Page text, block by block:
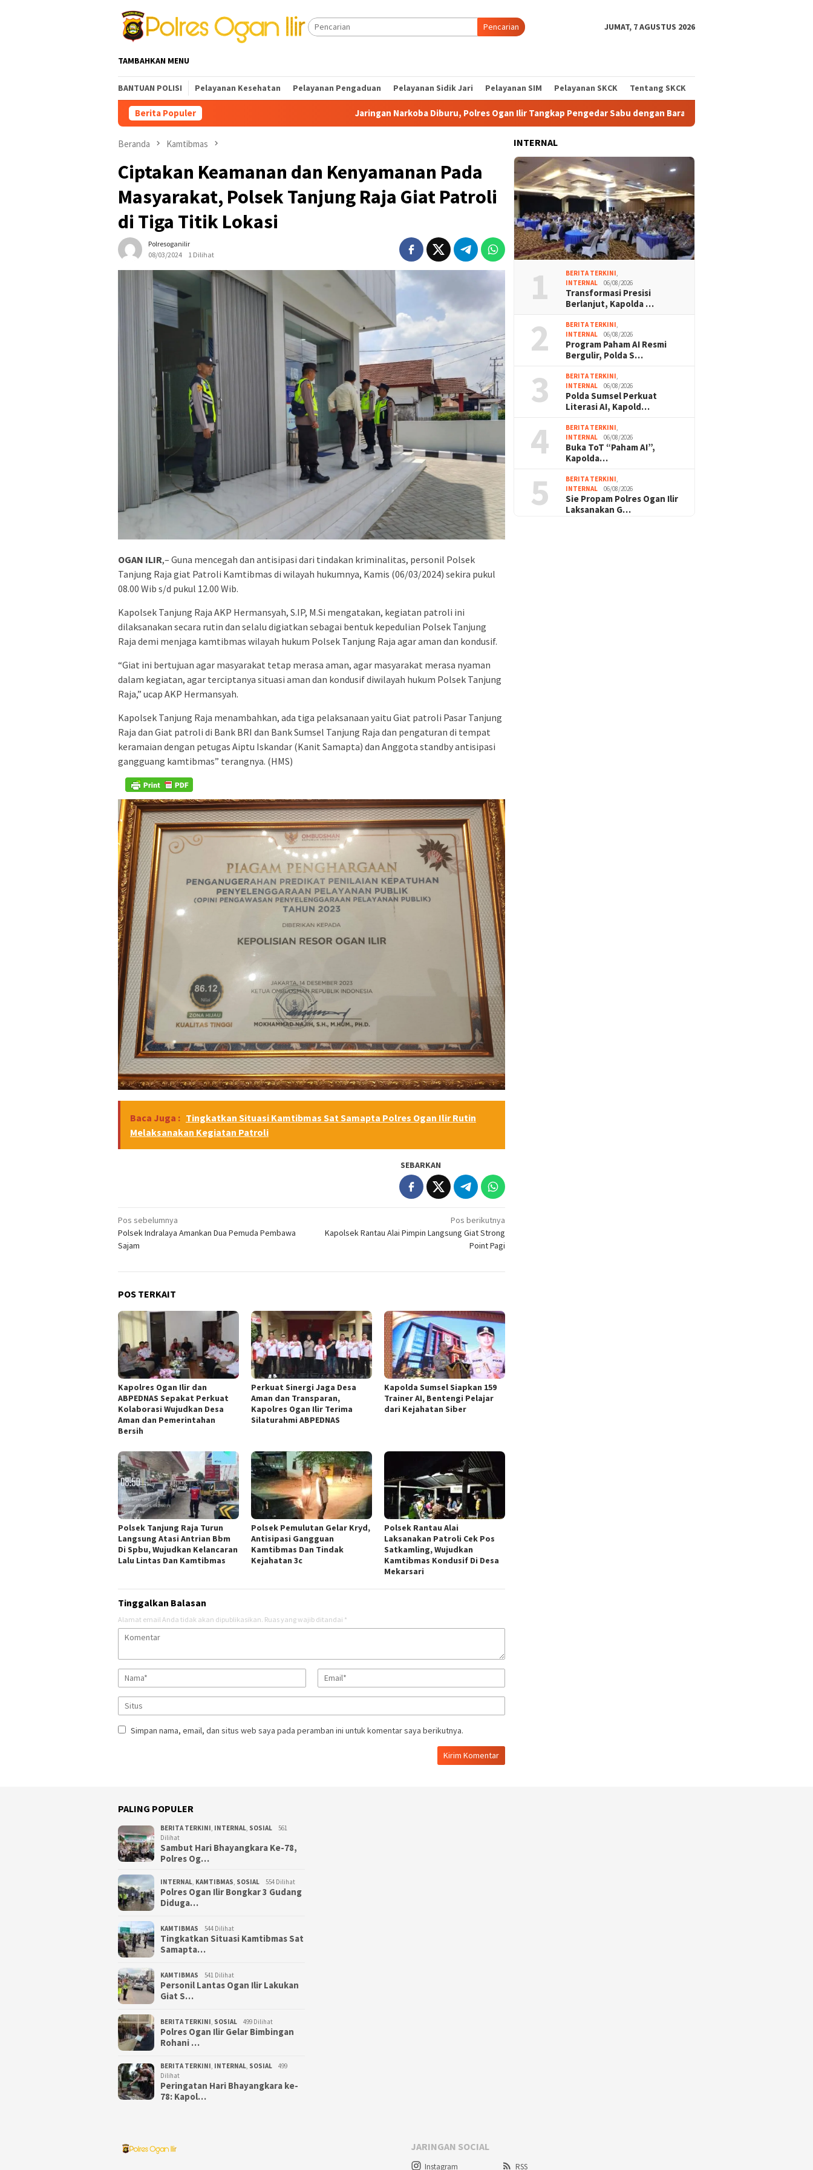
Pencarian JUMAT, 7 AGUSTUS 2026
TAMBAHKAN MENU
BANTUAN POLISI Pelayanan Kesehatan Pelayanan Pengaduan Pelayanan Sidik Jari Pelayanan SIM Pelayanan SKCK Tentang SKCK
Berita Populer Jaringan Narkoba Diburu, Polres Ogan Ilir Tangkap Pengedar Sabu dengan Barang Bukti 0,78 Gram
Beranda Kamtibmas
Ciptakan Keamanan dan Kenyamanan Pada
Masyarakat, Polsek Tanjung Raja Giat Patroli
di Tiga Titik Lokasi
Polresoganilir
08/03/2024
1 Dilihat
OGAN ILIR,– Guna mencegah dan antisipasi dari tindakan kriminalitas, personil Polsek
Tanjung Raja giat Patroli Kamtibmas di wilayah hukumnya, Kamis (06/03/2024) sekira pukul
08.00 Wib s/d pukul 12.00 Wib.
Kapolsek Tanjung Raja AKP Hermansyah, S.IP, M.Si mengatakan, kegiatan patroli ini
dilaksanakan secara rutin dan selalu digiatkan sebagai bentuk kepedulian Polsek Tanjung
Raja demi menjaga kamtibmas wilayah hukum Polsek Tanjung Raja agar aman dan kondusif.
“Giat ini bertujuan agar masyarakat tetap merasa aman, agar masyarakat merasa nyaman
dalam kegiatan, agar terciptanya situasi aman dan kondusif diwilayah hukum Polsek Tanjung
Raja,” ucap AKP Hermansyah.
Kapolsek Tanjung Raja menambahkan, ada tiga pelaksanaan yaitu Giat patroli Pasar Tanjung
Raja dan Giat patroli di Bank BRI dan Bank Sumsel Tanjung Raja dan pengaturan di tempat
keramaian dengan petugas Aiptu Iskandar (Kanit Samapta) dan Anggota standby antisipasi
gangguang kamtibmas” terangnya. (HMS)
Baca Juga : Tingkatkan Situasi Kamtibmas Sat Samapta Polres Ogan Ilir Rutin
Melaksanakan Kegiatan Patroli
SEBARKAN
Navigasi
pos
Pos sebelumnya
Polsek Indralaya Amankan Dua Pemuda Pembawa
Sajam
Pos berikutnya
Kapolsek Rantau Alai Pimpin Langsung Giat Strong
Point Pagi
POS TERKAIT
Kapolres Ogan Ilir dan
ABPEDNAS Sepakat Perkuat
Kolaborasi Wujudkan Desa
Aman dan Pemerintahan
Bersih
Perkuat Sinergi Jaga Desa
Aman dan Transparan,
Kapolres Ogan Ilir Terima
Silaturahmi ABPEDNAS
Kapolda Sumsel Siapkan 159
Trainer AI, Bentengi Pelajar
dari Kejahatan Siber
Polsek Tanjung Raja Turun
Langsung Atasi Antrian Bbm
Di Spbu, Wujudkan Kelancaran
Lalu Lintas Dan Kamtibmas
Polsek Pemulutan Gelar Kryd,
Antisipasi Gangguan
Kamtibmas Dan Tindak
Kejahatan 3c
Polsek Rantau Alai
Laksanakan Patroli Cek Pos
Satkamling, Wujudkan
Kamtibmas Kondusif Di Desa
Mekarsari
Tinggalkan Balasan
Alamat email Anda tidak akan dipublikasikan. Ruas yang wajib ditandai *
Simpan nama, email, dan situs web saya pada peramban ini untuk komentar saya berikutnya.
INTERNAL
1 BERITA TERKINI
INTERNAL
06/08/2026
Transformasi Presisi
Berlanjut, Kapolda …
2 BERITA TERKINI
INTERNAL
06/08/2026
Program Paham AI Resmi
Bergulir, Polda S…
3 BERITA TERKINI
INTERNAL
06/08/2026
Polda Sumsel Perkuat
Literasi AI, Kapold…
4 BERITA TERKINI
INTERNAL
06/08/2026
Buka ToT “Paham AI”,
Kapolda…
5 BERITA TERKINI
INTERNAL
06/08/2026
Sie Propam Polres Ogan Ilir
Laksanakan G…
PALING POPULER
BERITA TERKINI, INTERNAL, SOSIAL
561
Dilihat
Sambut Hari Bhayangkara Ke-78,
Polres Og…
INTERNAL, KAMTIBMAS, SOSIAL 554 Dilihat
Polres Ogan Ilir Bongkar 3 Gudang
Diduga…
KAMTIBMAS 544 Dilihat
Tingkatkan Situasi Kamtibmas Sat
Samapta…
KAMTIBMAS 541 Dilihat
Personil Lantas Ogan Ilir Lakukan
Giat S…
BERITA TERKINI, SOSIAL 499 Dilihat
Polres Ogan Ilir Gelar Bimbingan
Rohani …
BERITA TERKINI, INTERNAL, SOSIAL
499
Dilihat
Peringatan Hari Bhayangkara ke-
78: Kapol…
JARINGAN SOCIAL
Instagram RSS